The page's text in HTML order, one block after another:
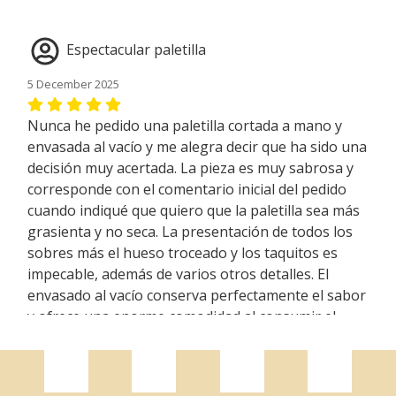
Espectacular paletilla
5 December 2025
Nunca he pedido una paletilla cortada a mano y
envasada al vacío y me alegra decir que ha sido una
decisión muy acertada. La pieza es muy sabrosa y
corresponde con el comentario inicial del pedido
cuando indiqué que quiero que la paletilla sea más
grasienta y no seca. La presentación de todos los
sobres más el hueso troceado y los taquitos es
impecable, además de varios otros detalles. El
envasado al vacío conserva perfectamente el sabor
y ofrece una enorme comodidad al consumir el